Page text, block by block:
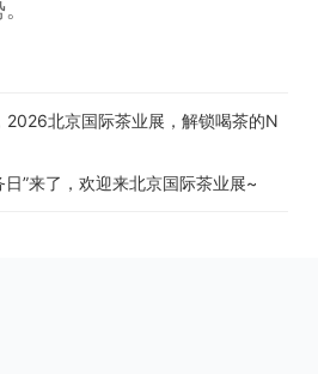
北京国际茶业展，解锁喝茶的N
日”来了，欢迎来北京国际茶业展~